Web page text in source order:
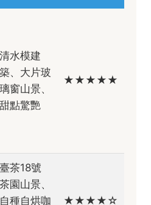
清水模建
築、大片玻
璃窗山景、
甜點驚艷
★★★★★
臺茶18號
茶園山景、
自種自烘咖
★★★★☆